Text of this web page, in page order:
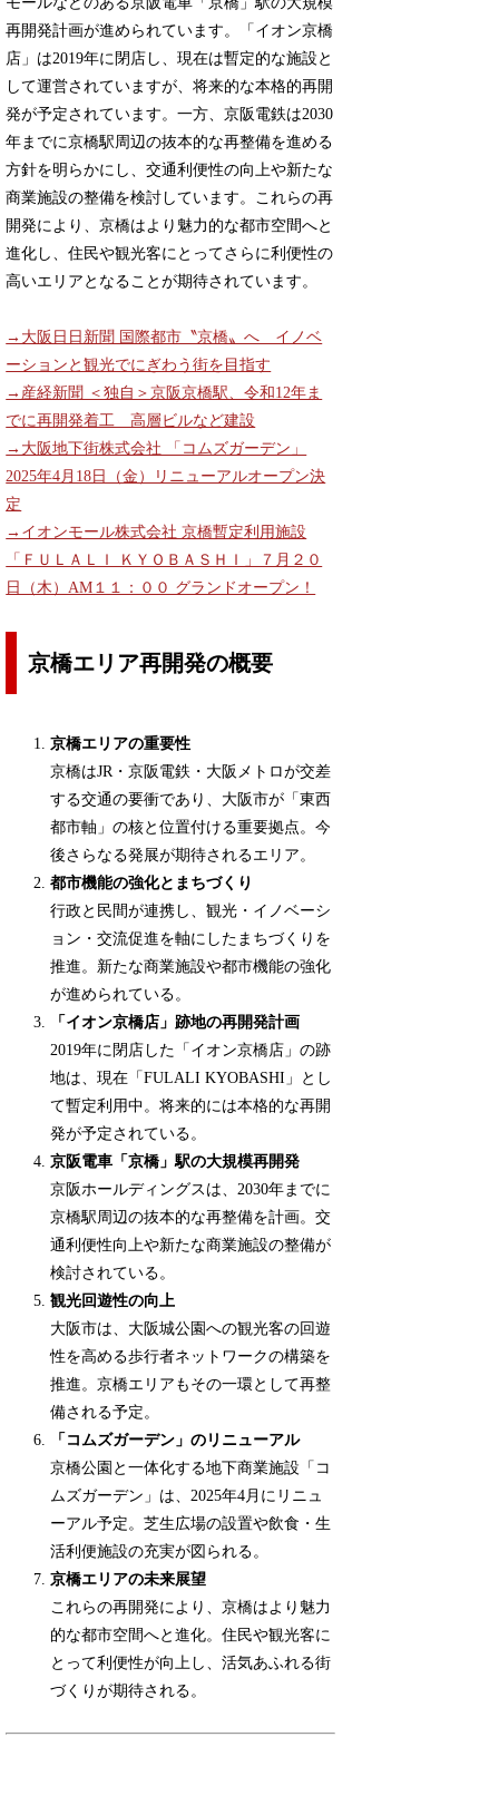
再開発計画が進められています。「イオン京橋
店」は2019年に閉店し、現在は暫定的な施設と
して運営されていますが、将来的な本格的再開
発が予定されています。一方、京阪電鉄は2030
年までに京橋駅周辺の抜本的な再整備を進める
方針を明らかにし、交通利便性の向上や新たな
商業施設の整備を検討しています。これらの再
開発により、京橋はより魅力的な都市空間へと
進化し、住民や観光客にとってさらに利便性の
高いエリアとなることが期待されています。
→大阪日日新聞 国際都市〝京橋〟へ イノベ
ーションと観光でにぎわう街を目指す
→産経新聞 ＜独自＞京阪京橋駅、令和12年ま
でに再開発着工 高層ビルなど建設
→大阪地下街株式会社 「コムズガーデン」
2025年4月18日（金）リニューアルオープン決
定
→イオンモール株式会社 京橋暫定利用施設
「ＦＵＬＡＬＩ ＫＹＯＢＡＳＨＩ」７月２０
日（木）AM１１：００ グランドオープン！
京橋エリア再開発の概要
京橋エリアの重要性
京橋はJR・京阪電鉄・大阪メトロが交差
する交通の要衝であり、大阪市が「東西
都市軸」の核と位置付ける重要拠点。今
後さらなる発展が期待されるエリア。
都市機能の強化とまちづくり
行政と民間が連携し、観光・イノベーシ
ョン・交流促進を軸にしたまちづくりを
推進。新たな商業施設や都市機能の強化
が進められている。
「イオン京橋店」跡地の再開発計画
2019年に閉店した「イオン京橋店」の跡
地は、現在「FULALI KYOBASHI」とし
て暫定利用中。将来的には本格的な再開
発が予定されている。
京阪電車「京橋」駅の大規模再開発
京阪ホールディングスは、2030年までに
京橋駅周辺の抜本的な再整備を計画。交
通利便性向上や新たな商業施設の整備が
検討されている。
観光回遊性の向上
大阪市は、大阪城公園への観光客の回遊
性を高める歩行者ネットワークの構築を
推進。京橋エリアもその一環として再整
備される予定。
「コムズガーデン」のリニューアル
京橋公園と一体化する地下商業施設「コ
ムズガーデン」は、2025年4月にリニュ
ーアル予定。芝生広場の設置や飲食・生
活利便施設の充実が図られる。
京橋エリアの未来展望
これらの再開発により、京橋はより魅力
的な都市空間へと進化。住民や観光客に
とって利便性が向上し、活気あふれる街
づくりが期待される。